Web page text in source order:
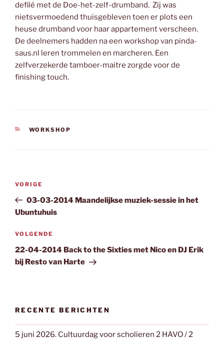
defilé met de Doe-het-zelf-drumband. Zij was
nietsvermoedend thuisgebleven toen er plots een
heuse drumband voor haar appartement verscheen.
De deelnemers hadden na een workshop van pinda-
saus.nl leren trommelen en marcheren. Een
zelfverzekerde tamboer-maitre zorgde voor de
finishing touch.
CATEGORIEËN
WORKSHOP
Vorig
bericht
VORIGE
03-03-2014 Maandelijkse muziek-sessie in het
Ubuntuhuis
Volgend
bericht
VOLGENDE
22-04-2014 Back to the Sixties met Nico en DJ Erik
bij Resto van Harte
RECENTE BERICHTEN
5 juni 2026. Cultuurdag voor scholieren 2 HAVO / 2